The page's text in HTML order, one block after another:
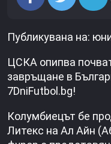
Публикувана на:
ЦСКА опипва
завръщане в
7DniFutbol.bg!
Колумбиецът бе
Литекс на Ал Айн